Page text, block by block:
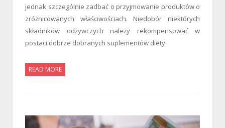
jednak szczególnie zadbać o przyjmowanie produktów o
zróżnicowanych właściwościach. Niedobór niektórych
składników odżywczych należy rekompensować w
postaci dobrze dobranych suplementów diety.
READ MORE